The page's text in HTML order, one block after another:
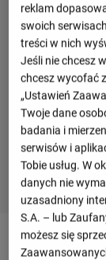
Szczegóły
reklam
swoich
treści w nich
Jeśli nie chcesz
chcesz wycofać
„Ustawień
Twoje dane
badania i
serwisów i
Tobie usług. W
danych nie
uzasadniony
S.A. – lub
możesz się